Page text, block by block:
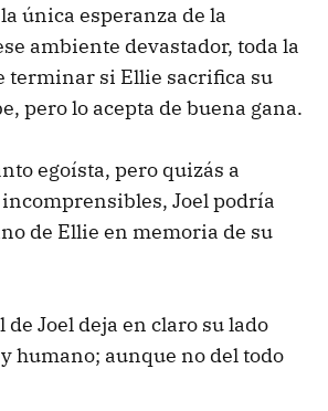
única esperanza de la
ambiente devastador, toda la
terminar si Ellie sacrifica su
pero lo acepta de buena gana.
egoísta, pero quizás a
Joel podría
de Ellie en memoria de su
Joel deja en claro su lado
humano; aunque no del todo